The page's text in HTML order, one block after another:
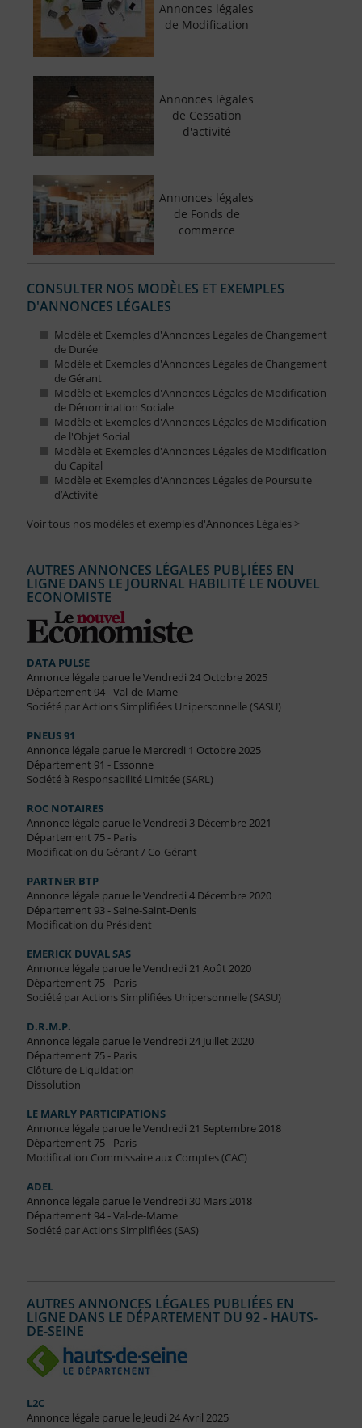
Annonces légales
de Modification
Annonces légales
de Cessation
d'activité
Annonces légales
de Fonds de
commerce
CONSULTER NOS MODÈLES ET EXEMPLES
D'ANNONCES LÉGALES
Modèle et Exemples d'Annonces Légales de Changement
de Durée
Modèle et Exemples d'Annonces Légales de Changement
de Gérant
Modèle et Exemples d'Annonces Légales de Modification
de Dénomination Sociale
Modèle et Exemples d'Annonces Légales de Modification
de l'Objet Social
Modèle et Exemples d'Annonces Légales de Modification
du Capital
Modèle et Exemples d'Annonces Légales de Poursuite
d’Activité
Voir tous nos modèles et exemples d'Annonces Légales >
AUTRES ANNONCES LÉGALES PUBLIÉES EN
LIGNE DANS LE JOURNAL HABILITÉ LE NOUVEL
ECONOMISTE
DATA PULSE
Annonce légale parue le Vendredi 24 Octobre 2025
Département 94 - Val-de-Marne
Société par Actions Simplifiées Unipersonnelle (SASU)
PNEUS 91
Annonce légale parue le Mercredi 1 Octobre 2025
Département 91 - Essonne
Société à Responsabilité Limitée (SARL)
ROC NOTAIRES
Annonce légale parue le Vendredi 3 Décembre 2021
Département 75 - Paris
Modification du Gérant / Co-Gérant
PARTNER BTP
Annonce légale parue le Vendredi 4 Décembre 2020
Département 93 - Seine-Saint-Denis
Modification du Président
EMERICK DUVAL SAS
Annonce légale parue le Vendredi 21 Août 2020
Département 75 - Paris
Société par Actions Simplifiées Unipersonnelle (SASU)
D.R.M.P.
Annonce légale parue le Vendredi 24 Juillet 2020
Département 75 - Paris
Clôture de Liquidation
Dissolution
LE MARLY PARTICIPATIONS
Annonce légale parue le Vendredi 21 Septembre 2018
Département 75 - Paris
Modification Commissaire aux Comptes (CAC)
ADEL
Annonce légale parue le Vendredi 30 Mars 2018
Département 94 - Val-de-Marne
Société par Actions Simplifiées (SAS)
AUTRES ANNONCES LÉGALES PUBLIÉES EN
LIGNE DANS LE DÉPARTEMENT DU 92 - HAUTS-
DE-SEINE
L2C
Annonce légale parue le Jeudi 24 Avril 2025